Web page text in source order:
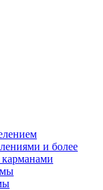
и более